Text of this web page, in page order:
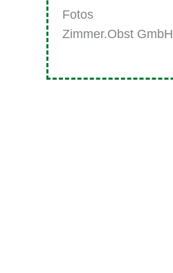
Fotos
Zimmer.Obst GmbH